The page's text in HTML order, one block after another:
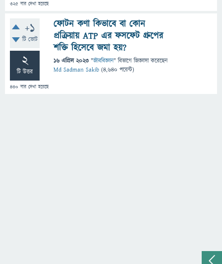
325 বার দেখা হয়েছে
+1
টি ভোট
2
টি উত্তর
430 বার দেখা হয়েছে
ফোটন কণা কিভাবে বা কোন
প্রক্রিয়ায় ATP এর ফসফেট গ্রুপের
শক্তি হিসেবে জমা হয়?
16 এপ্রিল 2023 "জীববিজ্ঞান" বিভাগে জিজ্ঞাসাকরেছেন
Md Sadman Sakib (4,640 পয়েন্ট)